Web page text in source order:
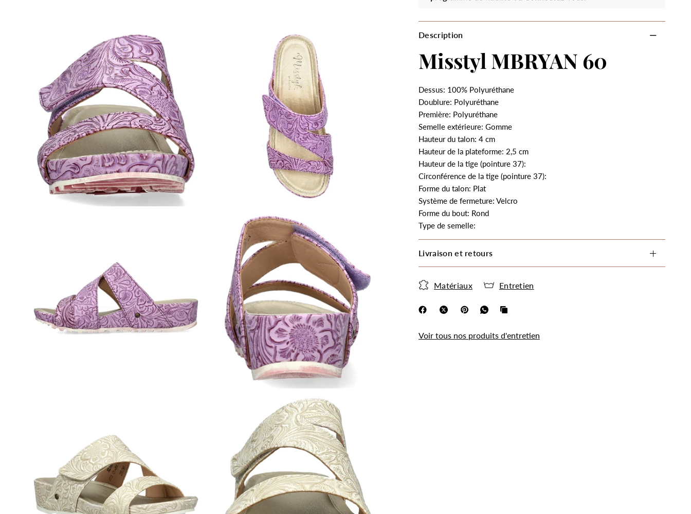
Description
Misstyl MBRYAN 60
Dessus: 100% Polyuréthane
Doublure: Polyuréthane
Première: Polyuréthane
Semelle extérieure: Gomme
Hauteur du talon: 4 cm
Hauteur de la plateforme: 2,5 cm
Hauteur de la tige (pointure 37):
Circonférence de la tige (pointure 37):
Forme du talon: Plat
Système de fermeture: Velcro
Forme du bout: Rond
Type de semelle:
Livraison et retours
Matériaux Entretien
Voir tous nos produits d'entretien
Utilisation des
cookies
Les cookies et données personnelles nous
permettent de personnaliser le contenu et les
annonces, d’offrir des fonctionnalités relatives aux
médias sociaux, d’analyser notre trafic et de